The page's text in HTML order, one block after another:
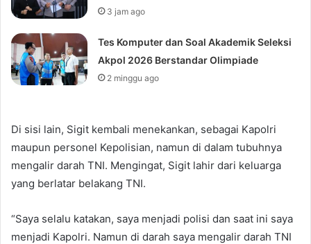
3 jam ago
Tes Komputer dan Soal Akademik Seleksi
Akpol 2026 Berstandar Olimpiade
2 minggu ago
Di sisi lain, Sigit kembali menekankan, sebagai Kapolri
maupun personel Kepolisian, namun di dalam tubuhnya
mengalir darah TNI. Mengingat, Sigit lahir dari keluarga
yang berlatar belakang TNI.
“Saya selalu katakan, saya menjadi polisi dan saat ini saya
menjadi Kapolri. Namun di darah saya mengalir darah TNI